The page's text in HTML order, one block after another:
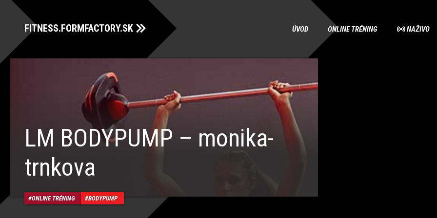
FITNESS.FORMFACTORY.SK ÚVOD ONLINE TRÉNING NAŽIVO
LM BODYPUMP – monika-
trnkova
ONLINE TRÉNING BODYPUMP